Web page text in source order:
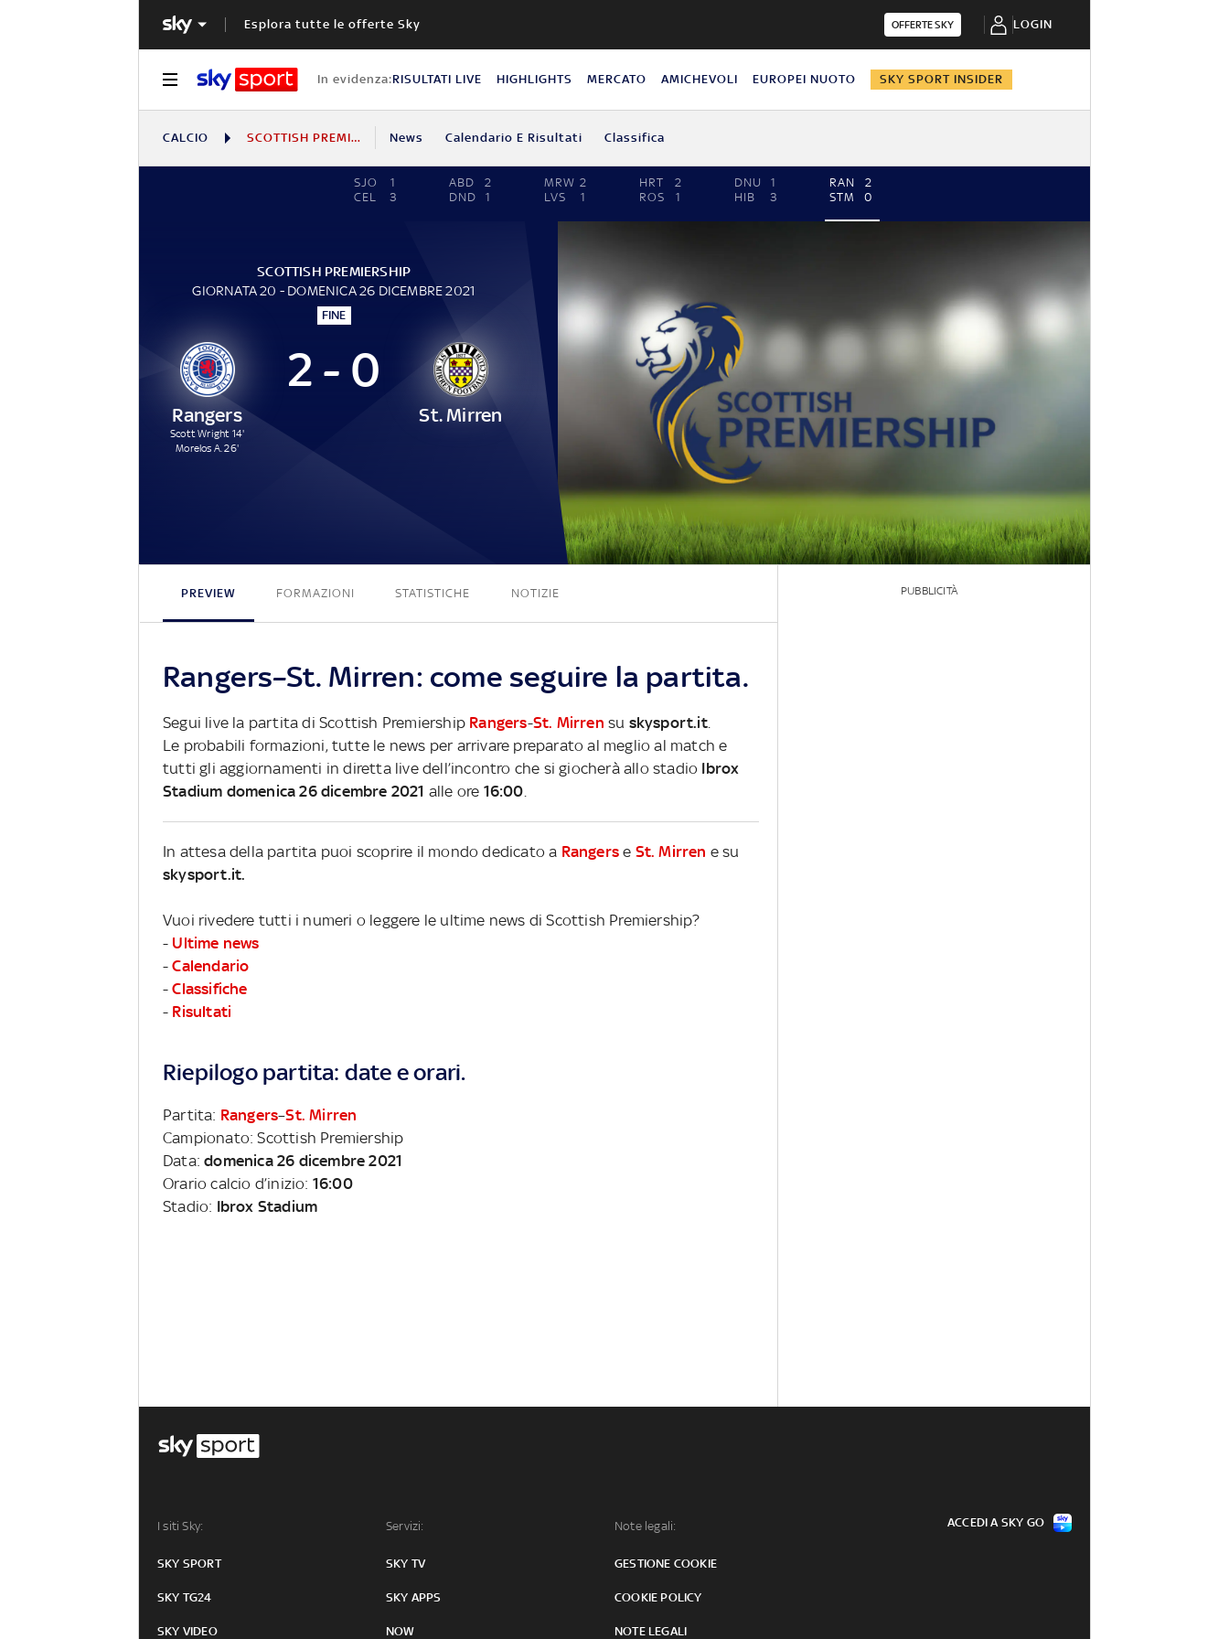
Esplora tutte le offerte Sky OFFERTE SKY LOGIN
In evidenza:RISULTATI LIVE HIGHLIGHTS MERCATO AMICHEVOLI EUROPEI NUOTO SKY SPORT INSIDER
CALCIO SCOTTISH PREMIERSHIP News Calendario E Risultati Classifica
SJO
1
CEL
3
ABD
2
DND
1
MRW 2
LVS
1
HRT
2
ROS
1
DNU
1
HIB
3
RAN
2
STM
0
SCOTTISH PREMIERSHIP
GIORNATA 20 - DOMENICA 26 DICEMBRE 2021
FINE
Rangers
Scott Wright 14'
Morelos A. 26'
2 - 0
St. Mirren
2 - 0
PREVIEW FORMAZIONI STATISTICHE NOTIZIE
Rangers–St. Mirren: come seguire la partita.
Segui live la partita di Scottish Premiership Rangers-St. Mirren su skysport.it.
Le probabili formazioni, tutte le news per arrivare preparato al meglio al match e
tutti gli aggiornamenti in diretta live dell’incontro che si giocherà allo stadio Ibrox
Stadium domenica 26 dicembre 2021 alle ore 16:00
In attesa della partita puoi scoprire il mondo dedicato a Rangers e St. Mirren e su
skysport.it.
Vuoi rivedere tutti i numeri o leggere le ultime news di Scottish Premiership?
- Ultime news
-Calendario
-Classifiche
- Risultati
Riepilogo partita: date e orari.
Partita: Rangers–St. Mirren
Campionato: Scottish Premiership
Data:domenica 26 dicembre 2021
Orario calcio d’inizio: 16:00
Stadio: Ibrox Stadium
PUBBLICITÀ
I siti Sky:
SKY SPORT
SKY TG24
SKY VIDEO
Servizi:
SKY TV
SKY APPS
NOW
Note legali:
GESTIONE COOKIE
COOKIE POLICY
NOTE LEGALI
ACCEDI A SKY GO